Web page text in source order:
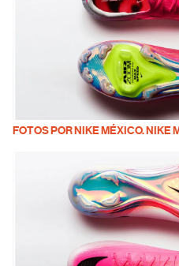
FOTOS POR NIKE MÉXICO. NIKE